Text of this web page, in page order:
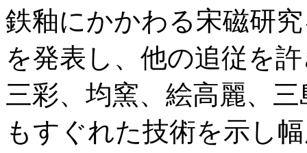
鉄釉にかかわる宋磁研
を発表し、他の追従を
三彩、均窯、絵高麗、
もすぐれた技術を示し